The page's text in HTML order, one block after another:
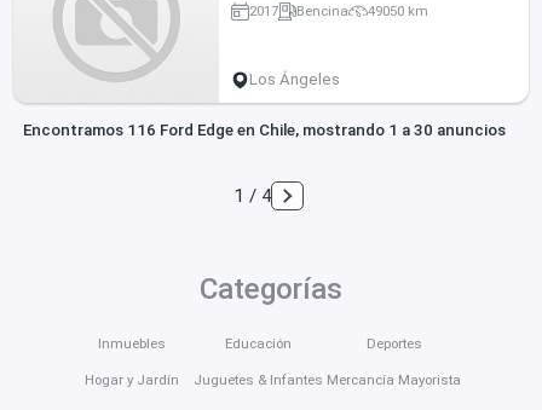
2017 Bencina 49050 km
Los Ángeles
Encontramos 116 Ford Edge en Chile, mostrando 1 a 30 anuncios
1 / 4
Categorías
Inmuebles
Hogar y Jardín
Educación
Juguetes & Infantes
Deportes
Mercancía Mayorista